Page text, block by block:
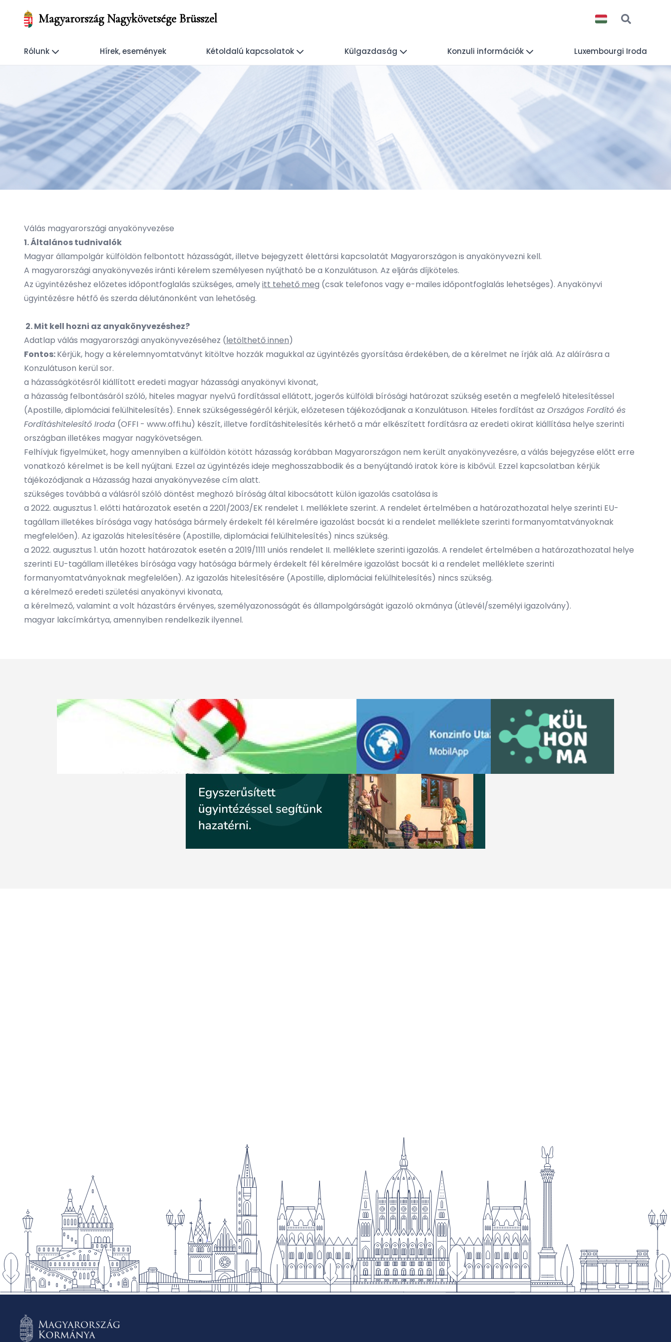
Magyarország Nagykövetsége Brüsszel
Rólunk Hírek, események Kétoldalú kapcsolatok Külgazdaság Konzuli információk Luxembourgi Iroda
Válás magyarországi anyakönyvezése
1. Általános tudnivalók
Magyar állampolgár külföldön felbontott házasságát, illetve bejegyzett élettársi kapcsolatát Magyarországon is anyakönyvezni kell.
A magyarországi anyakönyvezés iránti kérelem személyesen nyújtható be a Konzulátuson. Az eljárás díjköteles.
Az ügyintézéshez előzetes időpontfoglalás szükséges, amelyitt tehető meg (csak telefonos vagy e-mailes időpontfoglalás lehetséges). Anyakönyvi
ügyintézésre hétfő és szerda délutánonként van lehetőség.
2. Mit kell hozni az anyakönyvezéshez?
Adatlap válás magyarországi anyakönyvezéséhez (letölthető innen)
Fontos:Kérjük, hogy a kérelemnyomtatványt kitöltve hozzák magukkal az ügyintézés gyorsítása érdekében, de a kérelmet ne írják alá. Az aláírásra a
Konzulátuson kerül sor.
a házasságkötésről kiállított eredeti magyar házassági anyakönyvi kivonat,
a házasság felbontásáról szóló, hiteles magyar nyelvű fordítással ellátott, jogerős külföldi bírósági határozat szükség esetén a megfelelő hitelesítéssel
(Apostille, diplomáciai felülhitelesítés). Ennek szükségességéről kérjük, előzetesen tájékozódjanak a Konzulátuson. Hiteles fordítást az Országos Fordító és
Fordításhitelesítő Iroda (OFFI - www.offi.hu) készít, illetve fordításhitelesítés kérhető a már elkészített fordításra az eredeti okirat kiállítása helye szerinti
országban illetékes magyar nagykövetségen.
Felhívjuk figyelmüket, hogy amennyiben a külföldön kötött házasság korábban Magyarországon nem került anyakönyvezésre, a válás bejegyzése előtt erre
vonatkozó kérelmet is be kell nyújtani. Ezzel az ügyintézés ideje meghosszabbodik és a benyújtandó iratok köre is kibővül. Ezzel kapcsolatban kérjük
tájékozódjanak a Házasság hazai anyakönyvezése cím alatt.
szükséges továbbá a válásról szóló döntést meghozó bíróság által kibocsátott külön igazolás csatolása is
a 2022. augusztus 1. előtti határozatok esetén a 2201/2003/EK rendelet I. melléklete szerint. A rendelet értelmében a határozathozatal helye szerinti EU-
tagállam illetékes bírósága vagy hatósága bármely érdekelt fél kérelmére igazolást bocsát ki a rendelet melléklete szerinti formanyomtatványoknak
megfelelően). Az igazolás hitelesítésére (Apostille, diplomáciai felülhitelesítés) nincs szükség.
a 2022. augusztus 1. után hozott határozatok esetén a 2019/1111 uniós rendelet II. melléklete szerinti igazolás. A rendelet értelmében a határozathozatal helye
szerinti EU-tagállam illetékes bírósága vagy hatósága bármely érdekelt fél kérelmére igazolást bocsát ki a rendelet melléklete szerinti
formanyomtatványoknak megfelelően). Az igazolás hitelesítésére (Apostille, diplomáciai felülhitelesítés) nincs szükség.
a kérelmező eredeti születési anyakönyvi kivonata,
a kérelmező, valamint a volt házastárs érvényes, személyazonosságát és állampolgárságát igazoló okmánya (útlevél/személyi igazolvány).
magyar lakcímkártya, amennyiben rendelkezik ilyennel.